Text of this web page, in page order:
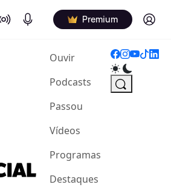
Air Podcasts Premium Log in
Ouvir(current)
Podcasts
Passou
Vídeos
Programas
Destaques